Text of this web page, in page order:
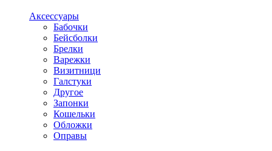
Аксессуары
Бабочки
Бейсболки
Брелки
Варежки
Визитници
Галстуки
Другое
Запонки
Кошельки
Обложки
Оправы